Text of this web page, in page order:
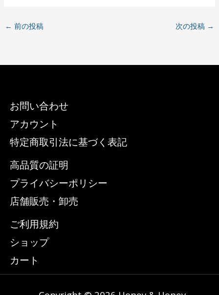
← 前の投稿 次の投稿 →
お問い合わせ
アカウント
特定商取引法に基づく表記
高品質の証明
プライバシーポリシー
店舗販売・卸売
ご利用規約
ショップ
カート